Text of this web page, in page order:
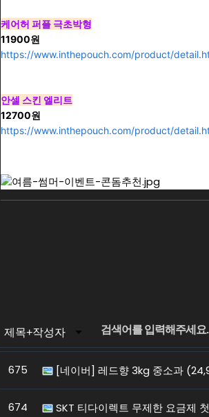
케어허 퍼플 극초박형
11900원
https://www.inthepouch.com/product/
안셀 스킨 엘리트
12700원
https://www.inthepouch.com/product/
675 [네이버] 레드향 3kg 중소과
674 SKT 티다이렉트 무제한 요금제